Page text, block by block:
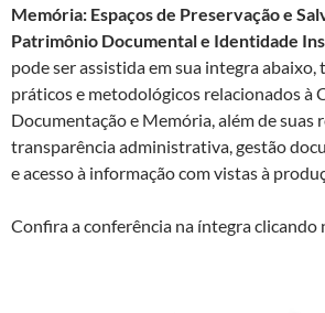
Memória: Espaços de Preservação e
Patrimônio Documental e Identidade
pode ser assistida em sua integra abaixo,
práticos e metodológicos relacionados à
Documentação e Memória, além de suas
transparência administrativa, gestão
e acesso à informação com vistas à
Confira a conferência na íntegra clicando